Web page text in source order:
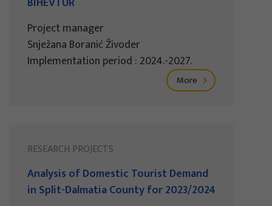
Project manager
Snježana Boranić Živoder
Implementation period : 2024.-2027.
More
RESEARCH PROJECTS
Analysis of Domestic Tourist Demand
in Split-Dalmatia County for 2023/2024